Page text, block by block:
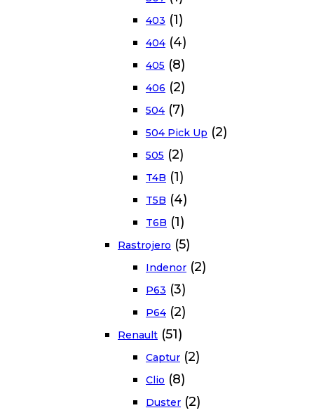
403 (1)
404 (4)
405 (8)
406 (2)
504 (7)
504 Pick Up (2)
505 (2)
T4B (1)
T5B (4)
T6B (1)
Rastrojero (5)
Indenor (2)
P63 (3)
P64 (2)
Renault (51)
Captur (2)
Clio (8)
Duster (2)